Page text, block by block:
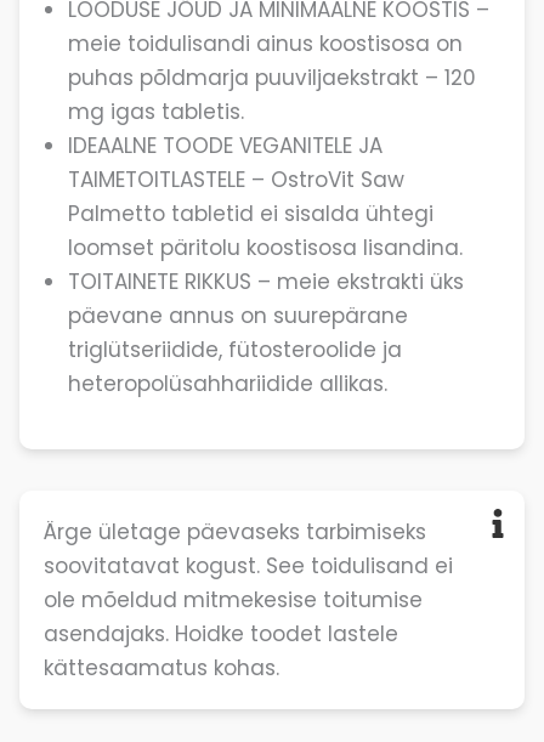
LOODUSE JÕUD JA MINIMAALNE KOOSTIS –
meie toidulisandi ainus koostisosa on
puhas põldmarja puuviljaekstrakt – 120
mg igas tabletis.
IDEAALNE TOODE VEGANITELE JA
TAIMETOITLASTELE – OstroVit Saw
Palmetto tabletid ei sisalda ühtegi
loomset päritolu koostisosa lisandina.
TOITAINETE RIKKUS – meie ekstrakti üks
päevane annus on suurepärane
triglütseriidide, fütosteroolide ja
heteropolüsahhariidide allikas.
Ärge ületage päevaseks tarbimiseks
soovitatavat kogust. See toidulisand ei
ole mõeldud mitmekesise toitumise
asendajaks. Hoidke toodet lastele
kättesaamatus kohas.